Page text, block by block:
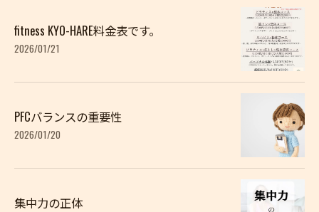
fitness KYO-HARE料金表です。
2026/01/21
PFCバランスの重要性
2026/01/20
集中力の正体